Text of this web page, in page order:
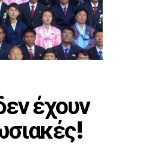
έχουν